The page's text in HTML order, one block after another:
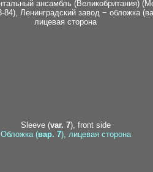
Sleeve (var. 7), front side
Обложка (вар. 7), лицевая сторона